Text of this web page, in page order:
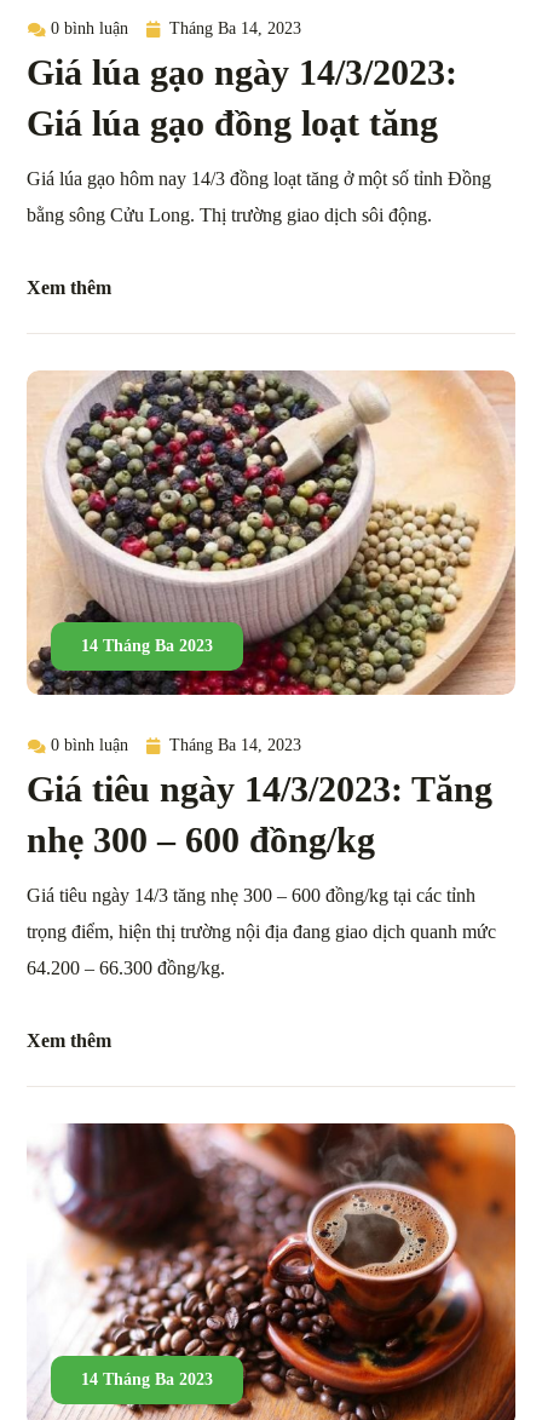
0 bình luận Tháng Ba 14, 2023
Giá lúa gạo ngày 14/3/2023:
Giá lúa gạo đồng loạt tăng
Giá lúa gạo hôm nay 14/3 đồng loạt tăng ở một số tỉnh Đồng
bằng sông Cửu Long. Thị trường giao dịch sôi động.
Xem thêm
14 Tháng Ba 2023
0 bình luận Tháng Ba 14, 2023
Giá tiêu ngày 14/3/2023: Tăng
nhẹ 300 – 600 đồng/kg
Giá tiêu ngày 14/3 tăng nhẹ 300 – 600 đồng/kg tại các tỉnh
trọng điểm, hiện thị trường nội địa đang giao dịch quanh mức
64.200 – 66.300 đồng/kg.
Xem thêm
14 Tháng Ba 2023